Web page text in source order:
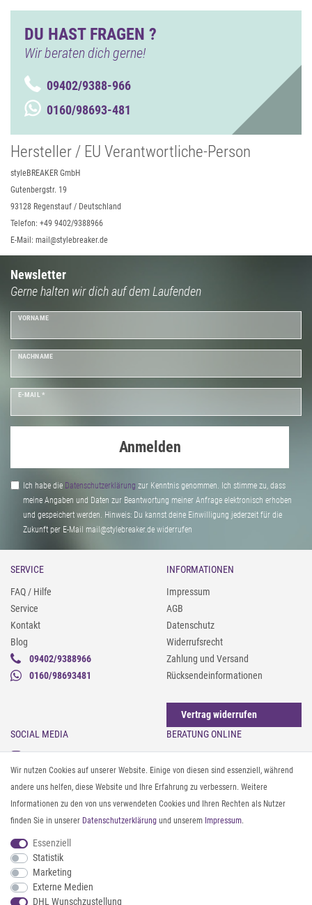
DU HAST FRAGEN ?
Wir beraten dich gerne!
09402/9388-966
0160/98693-481
Hersteller / EU Verantwortliche-Person
styleBREAKER GmbH
Gutenbergstr. 19
93128 Regenstauf / Deutschland
Telefon: +49 9402/9388966
E-Mail: mail@stylebreaker.de
Newsletter
Gerne halten wir dich auf dem Laufenden
VORNAME
NACHNAME
E-MAIL *
Anmelden
Ich habe die Daten­schutz­erklärung zur Kenntnis genommen. Ich stimme zu, dass
meine Angaben und Daten zur Beantwortung meiner Anfrage elektronisch erhoben
und gespeichert werden. Hinweis: Du kannst deine Einwilligung jederzeit für die
Zukunft per E-Mail mail@stylebreaker.de widerrufen
SERVICE
FAQ / Hilfe
Service
Kontakt
Blog
09402/9388966
0160/98693481
INFORMATIONEN
Impressum
AGB
Datenschutz
Widerrufsrecht
Zahlung und Versand
Rücksendeinformationen
Vertrag widerrufen
SOCIAL MEDIA
Instagram
Facebook
Pinterest
Twitter
Youtube
Threads
BERATUNG ONLINE
Gürtel messen & kürzen
Sonnenbrillen & UV-Schutz
Textilpflege
Textil- und Material-Guide
Geldbörse richtig organisieren
ZAHLUNG & VERSAND
Wir nutzen Cookies auf unserer Website. Einige von diesen sind essenziell, während
andere uns helfen, diese Website und Ihre Erfahrung zu verbessern. Weitere
Informationen zu den von uns verwendeten Cookies und Ihren Rechten als Nutzer
finden Sie in unserer Daten­schutz­erklärung und unserem Impressum.
Essenziell
Statistik
Marketing
Externe Medien
DHL Wunschzustellung